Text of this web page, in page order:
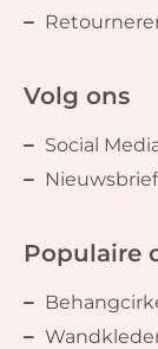
Volg ons
Social
Nieuwsbrief
Populaire